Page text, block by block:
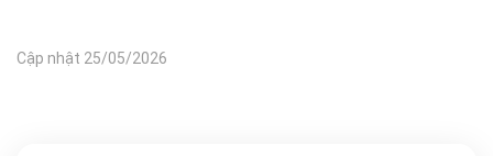
Cập nhật 25/05/2026